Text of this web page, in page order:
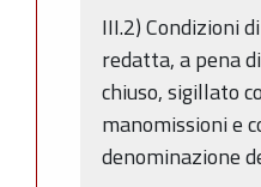
III.2) Condizioni
redatta, a pena
chiuso, sigillato
manomissioni e
denominazione